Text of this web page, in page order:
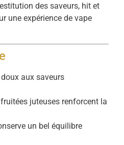
des saveurs, hit et
une expérience de vape
aux saveurs
juteuses renforcent la
un bel équilibre